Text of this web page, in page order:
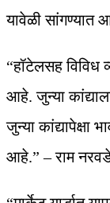
यावेळी सांगण्यात
“हॉटेलसह विविध
आहे. जुन्या
जुन्या कांद्यापेक्षा
आहे.” – राम नरवडे,